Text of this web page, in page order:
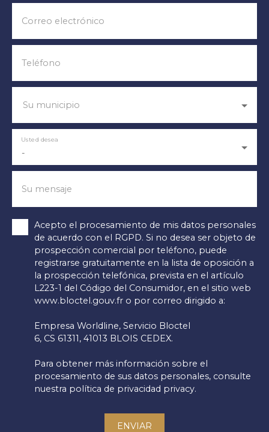
Correo electrónico
Teléfono
Su municipio
-
Usted desea
Su mensaje
Acepto el procesamiento de mis datos personales
de acuerdo con el RGPD. Si no desea ser objeto de
prospección comercial por teléfono, puede
registrarse gratuitamente en la lista de oposición a
la prospección telefónica, prevista en el artículo
L223-1 del Código del Consumidor, en el sitio web
www.bloctel.gouv.fr o por correo dirigido a:
Empresa Worldline, Servicio Bloctel
6, CS 61311, 41013 BLOIS CEDEX.
Para obtener más información sobre el
procesamiento de sus datos personales, consulte
nuestra política de privacidad privacy.
ENVIAR